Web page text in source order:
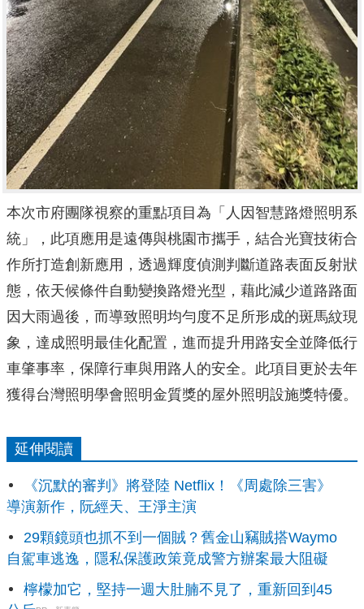
本次市府團隊視察的重點項目為「人因智慧路燈照明系
統」， 此項應用是遠傳與桃園市攜手，結合光寶技術合
作所打造創新應用， 透過輝度偵測判斷道路表面反射狀
態， 依天候條件自動變換路燈光型，藉此減少道路路面
因大雨過後， 而導致照明均勻度不足所形成的斑馬紋現
象，達成照明最佳化配置， 進而提升用路安全並降低行
車肇事率，保障行車與用路人的安全。 此項目更於去年
獲得台灣照明學會照明金質獎的屋外照明設施獎特優。
延伸閱讀
《沉默的審判》將登陸 Netflix！《周處除三害》
導演新作，阮經天、王淨主演
29顆鏡頭也抓不到一個賊？舊金山竊賊搭Waymo
自駕車逃逸，隱私保護政策竟成警方辦案最大阻礙
檸檬加它，堅持一週大肚腩不見了，重新回到45